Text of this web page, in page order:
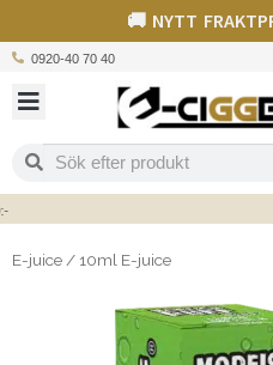
🚚 NYTT
0920-40 70 40
E-juice / 10ml E-juice